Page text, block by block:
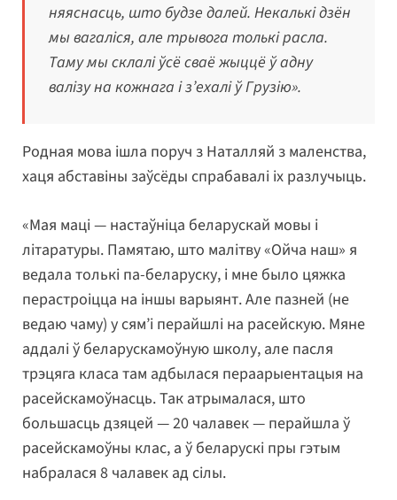
няяснасць, што будзе далей. Некалькі дзён
мы вагаліся, але трывога толькі расла.
Таму мы склалі ўсё сваё жыццё ў адну
валізу на кожнага і з’ехалі ў Грузію».
Родная мова ішла поруч з Наталляй з маленства,
хаця абставіны заўсёды спрабавалі іх разлучыць.
«Мая маці — настаўніца беларускай мовы і
літаратуры. Памятаю, што малітву «Ойча наш» я
ведала толькі па-беларуску, і мне было цяжка
перастроіцца на іншы варыянт. Але пазней (не
ведаю чаму) у сям’і перайшлі на расейскую. Мяне
аддалі ў беларускамоўную школу, але пасля
трэцяга класа там адбылася пераарыентацыя на
расейскамоўнасць. Так атрымалася, што
большасць дзяцей — 20 чалавек — перайшла ў
расейскамоўны клас, а ў беларускі пры гэтым
набралася 8 чалавек ад сілы.